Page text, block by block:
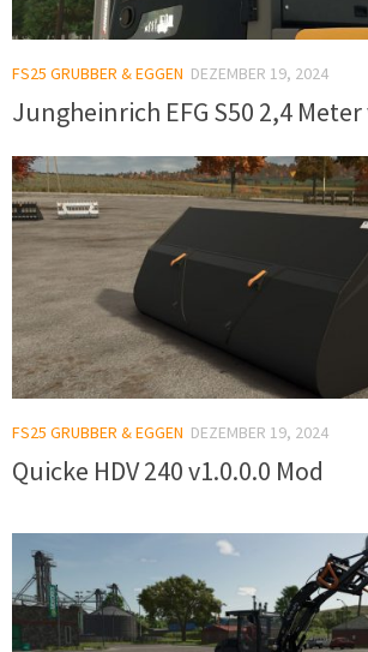
FS25 GRUBBER & EGGEN DEZEMBER 19, 2024
Jungheinrich EFG S50 2,4 Meter
FS25 GRUBBER & EGGEN DEZEMBER 19, 2024
Quicke HDV 240 v1.0.0.0 Mod